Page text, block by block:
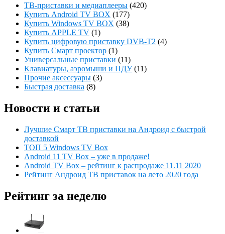
ТВ-приставки и медиаплееры (420)
Купить Android TV BOX (177)
Купить Windows TV BOX (38)
Купить APPLE TV (1)
Купить цифровую приставку DVB-T2 (4)
Купить Смарт проектор (1)
Универсальные приставки (11)
Клавиатуры, аэромыши и ПДУ (11)
Прочие аксессуары (3)
Быстрая доставка (8)
Новости и статьи
Лучшие Смарт ТВ приставки на Андроид с быстрой
доставкой
ТОП 5 Windows TV Box
Android 11 TV Box – уже в продаже!
Android TV Box – рейтинг к распродаже 11.11 2020
Рейтинг Андроид ТВ приставок на лето 2020 года
Рейтинг за неделю